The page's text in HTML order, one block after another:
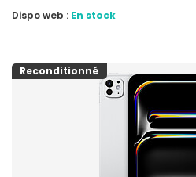
Dispo web : En stock
Reconditionné